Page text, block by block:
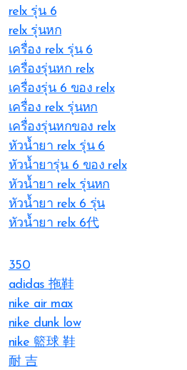
relx รุ่น 6
relx รุ่นหก
เครื่อง relx รุ่น 6
เครื่องรุ่นหก relx
เครื่องรุ่น 6 ของ relx
เครื่อง relx รุ่นหก
เครื่องรุ่นหกของ relx
หัวน้ำยา relx รุ่น 6
หัวน้ำยารุ่น 6 ของ relx
หัวน้ำยา relx รุ่นหก
หัวน้ำยา relx 6 รุ่น
หัวน้ำยา relx 6代
350
adidas 拖鞋
nike air max
nike dunk low
nike 籃球 鞋
耐 吉